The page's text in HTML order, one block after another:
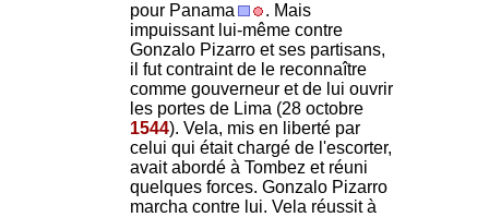
pour Panama
. Mais
impuissant lui-même contre
Gonzalo Pizarro et ses partisans,
il fut contraint de le reconnaître
comme gouverneur et de lui ouvrir
les portes de Lima (28 octobre
1544). Vela, mis en liberté par
celui qui était chargé de l'escorter,
avait abordé à Tombez et réuni
quelques forces. Gonzalo Pizarro
marcha contre lui. Vela réussit à